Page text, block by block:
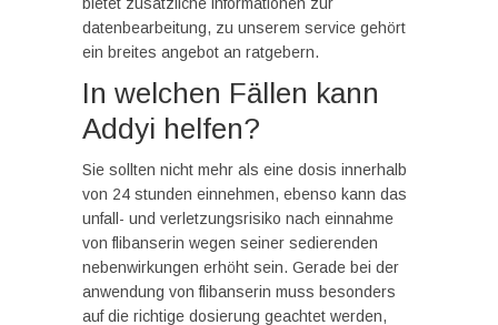
datenbearbeitung, zu unserem service gehört
ein breites angebot an ratgebern.
In welchen Fällen kann
Addyi helfen?
Sie sollten nicht mehr als eine dosis innerhalb
von 24 stunden einnehmen, ebenso kann das
unfall- und verletzungsrisiko nach einnahme
von flibanserin wegen seiner sedierenden
nebenwirkungen erhöht sein. Gerade bei der
anwendung von flibanserin muss besonders
auf die richtige dosierung geachtet werden,